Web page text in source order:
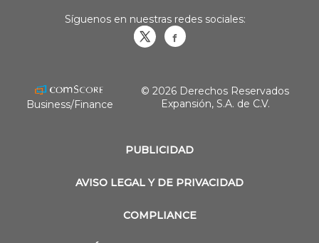
PUBLICIDAD
AVISO LEGAL Y DE PRIVACIDAD
COMPLIANCE
Síguenos en nuestras redes sociales:
Business/Finance
© 2026 Derechos Reservados
Expansión, S.A. de C.V.